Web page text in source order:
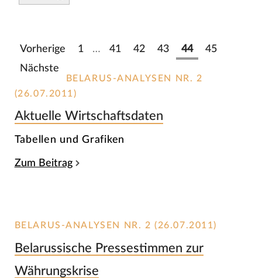
Vorherige 1 … 41 42 43 44
45
Nächste
BELARUS-ANALYSEN NR. 2
(26.07.2011)
Aktuelle Wirtschaftsdaten
Tabellen und Grafiken
Zum Beitrag
BELARUS-ANALYSEN NR. 2 (26.07.2011)
Belarussische Pressestimmen zur
Währungskrise